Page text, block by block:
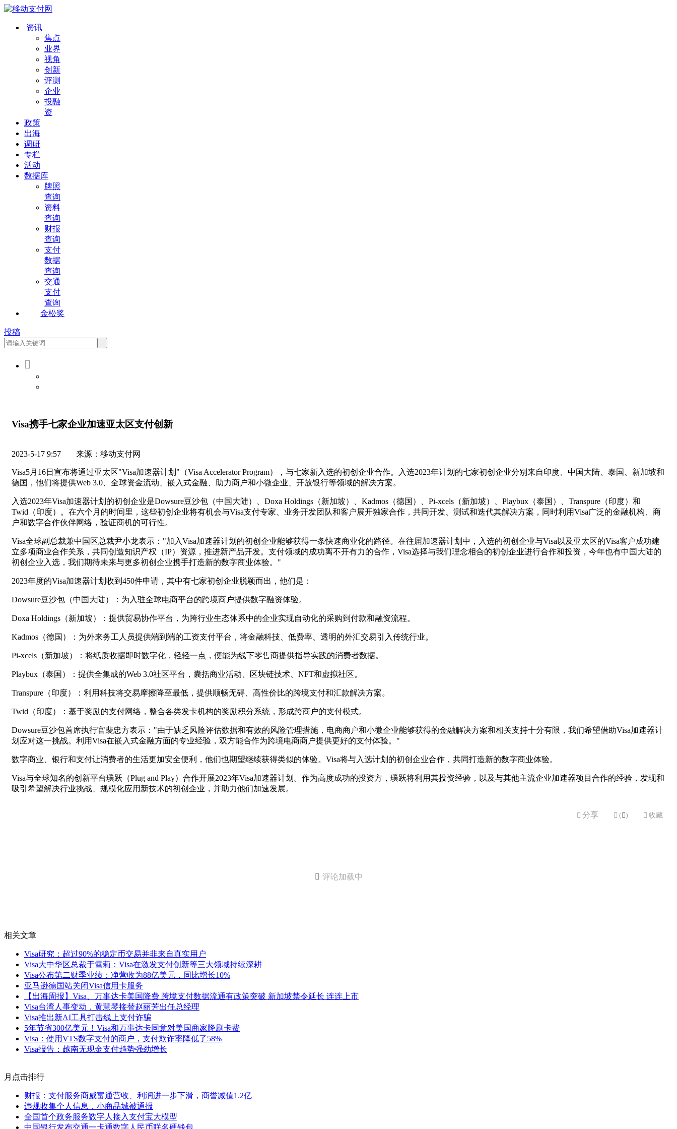
资讯
焦点
业界
视角
创新
评测
企业
投融
资
政策
出海
调研
专栏
活动
数据库
牌照
查询
资料
查询
财报
查询
支付
数据
查询
交通
支付
查询
金松奖
投稿

Visa携手七家企业加速亚太区支付创新
2023-5-17 9:57 来源：移动支付网
Visa5月16日宣布将通过亚太区"Visa加速器计划"（Visa Accelerator Program），与七家新入选的初创企业合作。入选2023年计划的七家初创企业分别来自印度、中国大陆、泰国、新加坡和
德国，他们将提供Web 3.0、全球资金流动、嵌入式金融、助力商户和小微企业、开放银行等领域的解决方案。
入选2023年Visa加速器计划的初创企业是Dowsure豆沙包（中国大陆）、Doxa Holdings（新加坡）、Kadmos（德国）、Pi-xcels（新加坡）、Playbux（泰国）、Transpure（印度）和
Twid（印度）。在六个月的时间里，这些初创企业将有机会与Visa支付专家、业务开发团队和客户展开独家合作，共同开发、测试和迭代其解决方案，同时利用Visa广泛的金融机构、商
户和数字合作伙伴网络，验证商机的可行性。
Visa全球副总裁兼中国区总裁尹小龙表示："加入Visa加速器计划的初创企业能够获得一条快速商业化的路径。在往届加速器计划中，入选的初创企业与Visa以及亚太区的Visa客户成功建
立多项商业合作关系，共同创造知识产权（IP）资源，推进新产品开发。支付领域的成功离不开有力的合作，Visa选择与我们理念相合的初创企业进行合作和投资，今年也有中国大陆的
初创企业入选，我们期待未来与更多初创企业携手打造新的数字商业体验。"
2023年度的Visa加速器计划收到450件申请，其中有七家初创企业脱颖而出，他们是：
Dowsure豆沙包（中国大陆）：为入驻全球电商平台的跨境商户提供数字融资体验。
Doxa Holdings（新加坡）：提供贸易协作平台，为跨行业生态体系中的企业实现自动化的采购到付款和融资流程。
Kadmos（德国）：为外来务工人员提供端到端的工资支付平台，将金融科技、低费率、透明的外汇交易引入传统行业。
Pi-xcels（新加坡）：将纸质收据即时数字化，轻轻一点，便能为线下零售商提供指导实践的消费者数据。
Playbux（泰国）：提供全集成的Web 3.0社区平台，囊括商业活动、区块链技术、NFT和虚拟社区。
Transpure（印度）：利用科技将交易摩擦降至最低，提供顺畅无碍、高性价比的跨境支付和汇款解决方案。
Twid（印度）：基于奖励的支付网络，整合各类发卡机构的奖励积分系统，形成跨商户的支付模式。
Dowsure豆沙包首席执行官裴忠方表示："由于缺乏风险评估数据和有效的风险管理措施，电商商户和小微企业能够获得的金融解决方案和相关支持十分有限，我们希望借助Visa加速器计
划应对这一挑战。利用Visa在嵌入式金融方面的专业经验，双方能合作为跨境电商商户提供更好的支付体验。"
数字商业、银行和支付让消费者的生活更加安全便利，他们也期望继续获得类似的体验。Visa将与入选计划的初创企业合作，共同打造新的数字商业体验。
Visa与全球知名的创新平台璞跃（Plug and Play）合作开展2023年Visa加速器计划。作为高度成功的投资方，璞跃将利用其投资经验，以及与其他主流企业加速器项目合作的经验，发现和
吸引希望解决行业挑战、规模化应用新技术的初创企业，并助力他们加速发展。
 分享  ( )  收藏
 评论加载中
相关文章
Visa研究：超过90%的稳定币交易并非来自真实用户
Visa大中华区总裁于雪莉：Visa在激发支付创新等三大领域持续深耕
Visa公布第二财季业绩：净营收为88亿美元，同比增长10%
亚马逊德国站关闭Visa信用卡服务
【出海周报】Visa、万事达卡美国降费 跨境支付数据流通有政策突破 新加坡禁令延长 连连上市
Visa台湾人事变动，黄慧琴接替赵丽芳出任总经理
Visa推出新AI工具打击线上支付诈骗
5年节省300亿美元！Visa和万事达卡同意对美国商家降刷卡费
Visa：使用VTS数字支付的商户，支付欺诈率降低了58%
Visa报告：越南无现金支付趋势强劲增长
月点击排行
财报：支付服务商威富通营收、利润进一步下滑，商誉减值1.2亿
违规收集个人信息，小商品城被通报
全国首个政务服务数字人接入支付宝大模型